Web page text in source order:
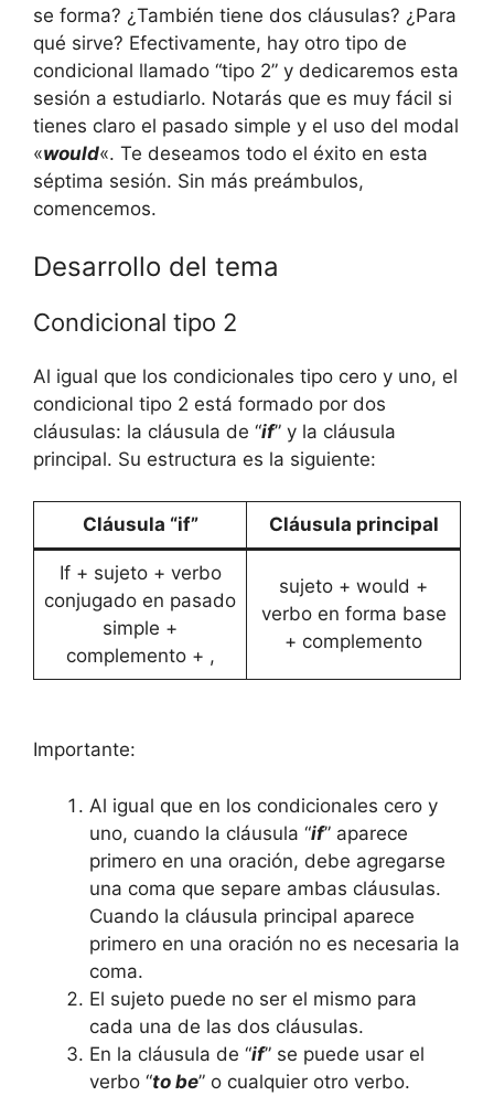
se forma? ¿También tiene dos cláusulas? ¿Para
qué sirve? Efectivamente, hay otro tipo de
condicional llamado “tipo 2” y dedicaremos esta
sesión a estudiarlo. Notarás que es muy fácil si
tienes claro el pasado simple y el uso del modal
«would«. Te deseamos todo el éxito en esta
séptima sesión. Sin más preámbulos,
comencemos.
Desarrollo del tema
Condicional tipo 2
Al igual que los condicionales tipo cero y uno, el
condicional tipo 2 está formado por dos
cláusulas: la cláusula de “if” y la cláusula
principal. Su estructura es la siguiente:
Cláusula “if” Cláusula principal
If + sujeto + verbo
conjugado en pasado
simple +
complemento + ,
sujeto + would +
verbo en forma base
+ complemento
Importante:
Al igual que en los condicionales cero y
uno, cuando la cláusula “if” aparece
primero en una oración, debe agregarse
una coma que separe ambas cláusulas.
Cuando la cláusula principal aparece
primero en una oración no es necesaria la
coma.
El sujeto puede no ser el mismo para
cada una de las dos cláusulas.
En la cláusula de “if” se puede usar el
verbo “to be” o cualquier otro verbo.